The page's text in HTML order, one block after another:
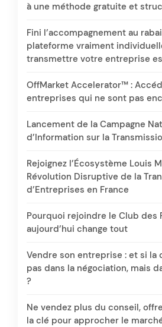
à une méthode gratuite et
Fini l’accompagnement au
plateforme vraiment
transmettre votre entreprise
OffMarket Accelerator™ :
entreprises qui ne sont pas
Lancement de la Campagne
d’Information sur la
Rejoignez l’Écosystème Louis
Révolution Disruptive de la
d’Entreprises en France
Pourquoi rejoindre le Club des
aujourd’hui change tout
Vendre son entreprise : et si la
pas dans la négociation, mais
?
Ne vendez plus du conseil,
la clé pour approcher le